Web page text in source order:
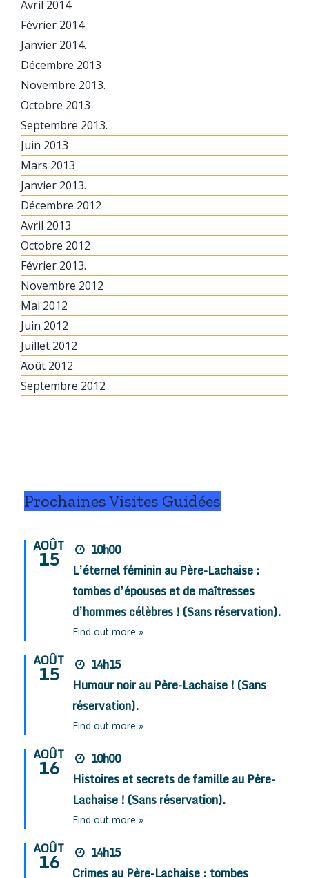
Avril 2014
Février 2014
Janvier 2014.
Décembre 2013
Novembre 2013.
Octobre 2013
Septembre 2013.
Juin 2013
Mars 2013
Janvier 2013.
Décembre 2012
Avril 2013
Octobre 2012
Février 2013.
Novembre 2012
Mai 2012
Juin 2012
Juillet 2012
Août 2012
Septembre 2012
Prochaines Visites Guidées
AOÛT
15
10h00
L’éternel féminin au Père-Lachaise :
tombes d’épouses et de maîtresses
d’hommes célèbres ! (Sans réservation).
Find out more »
AOÛT
15
14h15
Humour noir au Père-Lachaise ! (Sans
réservation).
Find out more »
AOÛT
16
10h00
Histoires et secrets de famille au Père-
Lachaise ! (Sans réservation).
Find out more »
AOÛT
16
14h15
Crimes au Père-Lachaise : tombes